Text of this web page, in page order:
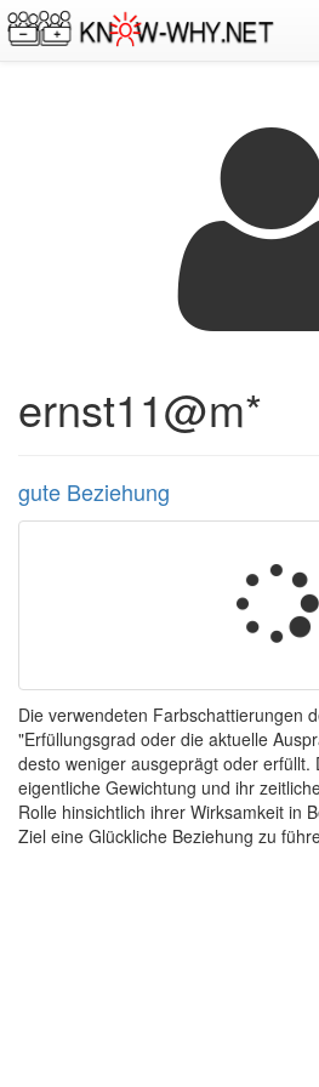
ernst11@m*
gute Beziehung
Die verwendeten Farbschattierungen
"Erfüllungsgrad oder die aktuelle
desto weniger ausgeprägt oder erfüllt.
eigentliche Gewichtung und ihr
Rolle hinsichtlich ihrer Wirksamkeit in
Ziel eine Glückliche Beziehung zu